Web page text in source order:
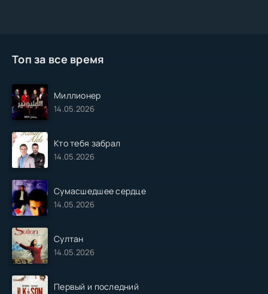
Топ за все время
Миллионер
14.05.2026
Кто тебя забрал
14.05.2026
Сумасшедшее сердце
14.05.2026
Султан
14.05.2026
Первый и последний